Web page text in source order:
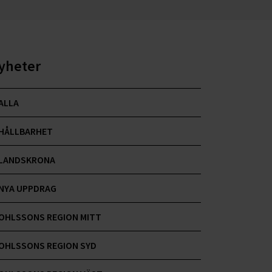
UPPDRAG
REGION MITT
REGION SYD